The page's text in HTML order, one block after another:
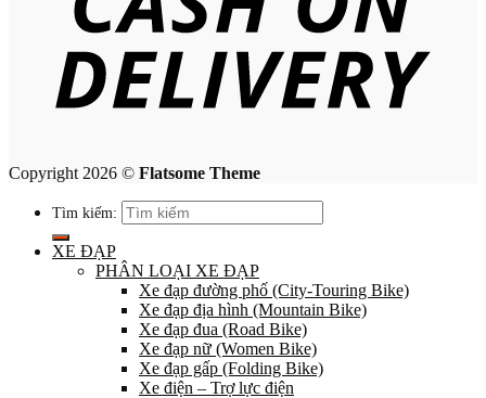
Copyright 2026 © Flatsome Theme
Tìm kiếm:
XE ĐẠP
PHÂN LOẠI XE ĐẠP
Xe đạp đường phố (City-Touring Bike)
Xe đạp địa hình (Mountain Bike)
Xe đạp đua (Road Bike)
Xe đạp nữ (Women Bike)
Xe đạp gấp (Folding Bike)
Xe điện – Trợ lực điện